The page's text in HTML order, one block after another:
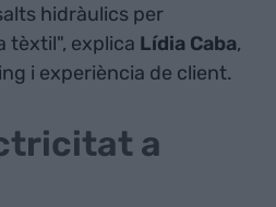
hidràulics per
tèxtil", explica Lídia Caba,
i experiència de client.
a